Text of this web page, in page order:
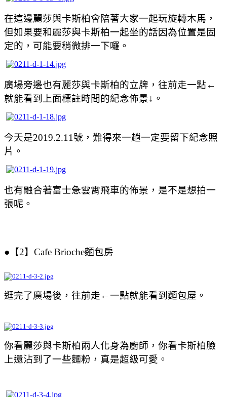
在這邊麗莎與卡斯柏會陪著大家一起玩旋轉木馬，
但如果要和麗莎與卡斯柏一起坐的話因為位置是固
定的，可能要稍微排一下囉。
廣場旁邊也有麗莎與卡斯柏的立牌，往前走一點 ←
就能看到上面標註時間的紀念佈景↓ 。
今天是2019.2.11號，難得來一趟一定要留下紀念照
片。
也有融合著富士急雲霄飛車的佈景，是不是想拍一
張呢。
● 【2】 Cafe Brioche麵包房
逛完了廣場後，往前走 ←一點就能看到麵包屋。
你看麗莎與卡斯柏兩人化身為廚師，你看卡斯柏臉
上還沾到了一些麵粉，真是超級可愛。